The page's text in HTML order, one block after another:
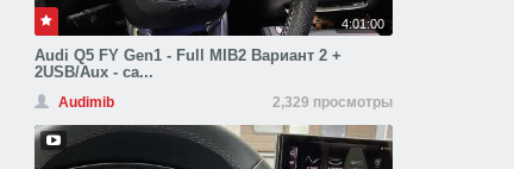
4:01:00
Audi Q5 FY Gen1 - Full MIB2 Вариант 2 +
2USB/Aux - ca...
Audimib 2,329 просмотры